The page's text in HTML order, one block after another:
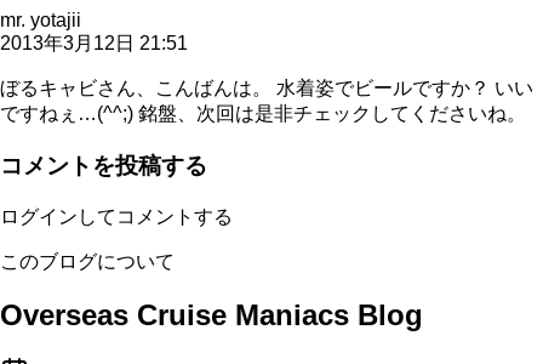
mr. yotajii
2013年3月12日 21:51
ぼるキャビさん、こんばんは。 水着姿でビールですか？ いい
ですねぇ…(^^;) 銘盤、次回は是非チェックしてくださいね。
コメントを投稿する
ログインしてコメントする
このブログについて
Overseas Cruise Maniacs Blog